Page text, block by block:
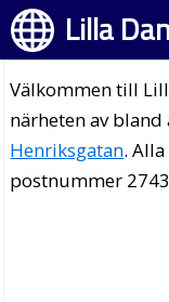
Lilla
Välkommen till
närheten av
Henriksgatan.
postnummer